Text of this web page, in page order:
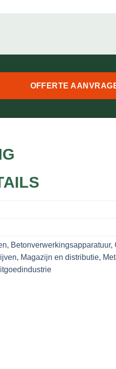
OFFERTE
, Betonverwerkingsapparatuur,
, Magazijn en distributie,